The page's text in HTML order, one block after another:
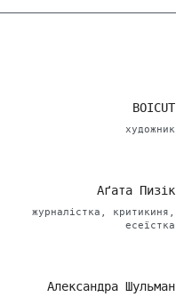
BOICUT
художник
Аґата Пизік
журналістка, критикиня,
есеїстка
Александра Шульман